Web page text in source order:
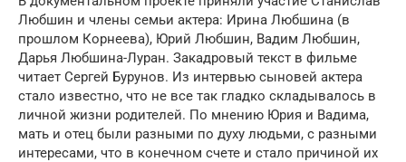
Любшин и члены семьи актера: Ирина Любшина (в
прошлом Корнеева), Юрий Любшин, Вадим Любшин,
Дарья Любшина-Луран. Закадровый текст в фильме
читает Сергей Бурунов. Из интервью сыновей актера
стало известно, что не все так гладко складывалось в
личной жизни родителей. По мнению Юрия и Вадима,
мать и отец были разными по духу людьми, с разными
интересами, что в конечном счете и стало причиной их